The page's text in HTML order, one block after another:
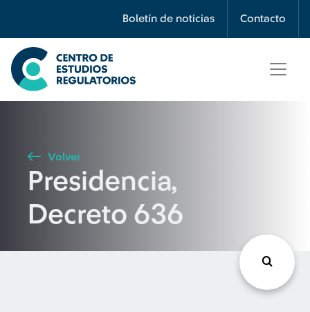
Boletín de noticias Contacto
Búsqueda
Seleccione país
Buscar
Volver
Presidencia,
Decreto 636